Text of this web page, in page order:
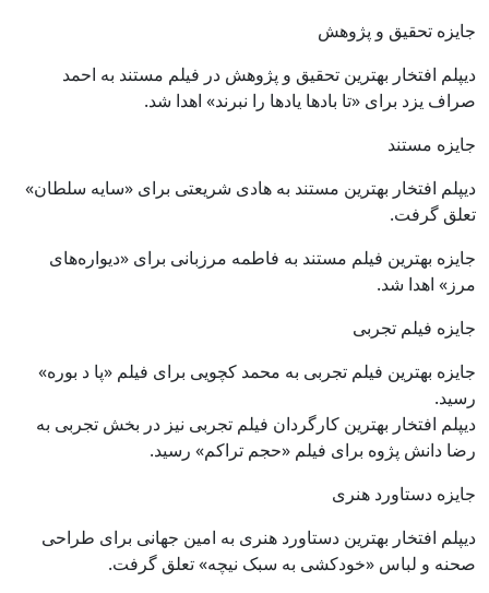
جایزه تحقیق و پژوهش
دیپلم افتخار بهترین تحقیق و پژوهش در فیلم مستند به احمد
صراف یزد برای «تا باد‌ها یاد‌ها را نبرند» اهدا شد.
جایزه مستند
دیپلم افتخار بهترین مستند به هادی شریعتی برای «سایه سلطان»
تعلق گرفت.
جایزه بهترین فیلم مستند به فاطمه مرزبانی برای «دیواره‌های
مرز» اهدا شد.
جایزه فیلم تجربی
جایزه بهترین فیلم تجربی به محمد کچویی برای فیلم «پا د بوره»
رسید.
دیپلم افتخار بهترین کارگردان فیلم تجربی نیز در بخش تجربی به
رضا دانش پژوه برای فیلم «حجم تراکم» رسید.
جایزه دستاورد هنری
دیپلم افتخار بهترین دستاورد هنری به امین جهانی برای طراحی
صحنه و لباس «خودکشی به سبک نیچه» تعلق گرفت.